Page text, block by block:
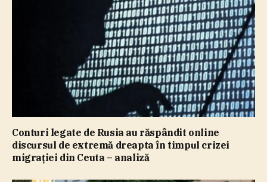
Conturi legate de Rusia au răspândit online
discursul de extremă dreapta în timpul crizei
migraţiei din Ceuta – analiză